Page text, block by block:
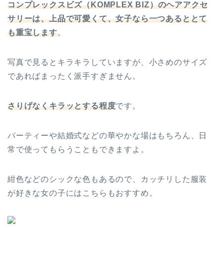
コンプレックスビズ（KOMPLEX BIZ）のヘアアクセ
サリーは、上品で可愛くて、女子なら一つあるととて
も重宝します。
写真で見るとキラキラしていますが、小さめのサイズ
であればまったく派手すぎません。
さりげなくキラッとする程度です。
パーティーや結婚式などの華やかな場はもちろん、日
常で使ってもらうこともできますよ。
紺色などのシックな色もあるので、カッチリした服装
が好きな女の子にはこちらもおすすめ。